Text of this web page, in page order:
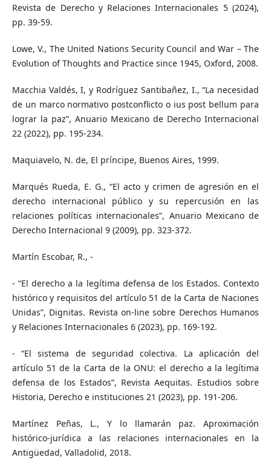
Revista de Derecho y Relaciones Internacionales 5 (2024),
pp. 39-59.
Lowe, V., The United Nations Security Council and War – The
Evolution of Thoughts and Practice since 1945, Oxford, 2008.
Macchia Valdés, I, y Rodríguez Santibañez, I., “La necesidad
de un marco normativo postconflicto o ius post bellum para
lograr la paz”, Anuario Mexicano de Derecho Internacional
22 (2022), pp. 195-234.
Maquiavelo, N. de, El príncipe, Buenos Aires, 1999.
Marqués Rueda, E. G., “El acto y crimen de agresión en el
derecho internacional público y su repercusión en las
relaciones políticas internacionales”, Anuario Mexicano de
Derecho Internacional 9 (2009), pp. 323-372.
Martín Escobar, R., -
- “El derecho a la legítima defensa de los Estados. Contexto
histórico y requisitos del artículo 51 de la Carta de Naciones
Unidas”, Dignitas. Revista on-line sobre Derechos Humanos
y Relaciones Internacionales 6 (2023), pp. 169-192.
- “El sistema de seguridad colectiva. La aplicación del
artículo 51 de la Carta de la ONU: el derecho a la legítima
defensa de los Estados”, Revista Aequitas. Estudios sobre
Historia, Derecho e instituciones 21 (2023), pp. 191-206.
Martínez Peñas, L., Y lo llamarán paz. Aproximación
histórico-jurídica a las relaciones internacionales en la
Antigüedad, Valladolid, 2018.